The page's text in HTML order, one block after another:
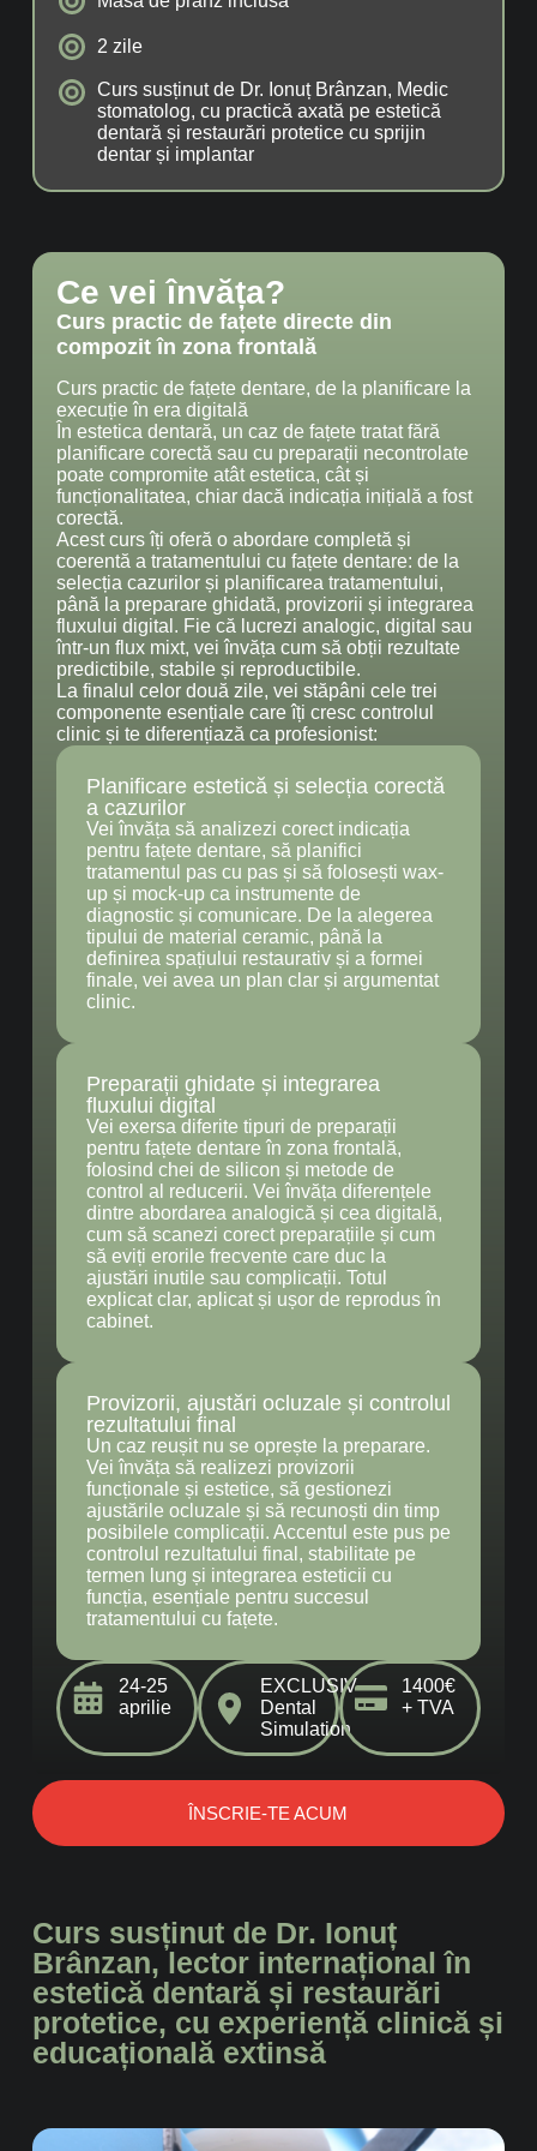
2 zile
Curs susținut de Dr. Ionuț Brânzan, Medic
stomatolog, cu practică axată pe estetică
dentară și restaurări protetice cu sprijin
dentar și implantar
Ce vei învăța?
Curs practic de fațete directe din
compozit în zona frontală
Curs practic de fațete dentare, de la planificare la
execuție în era digitală
În estetica dentară, un caz de fațete tratat fără
planificare corectă sau cu preparații necontrolate
poate compromite atât estetica, cât și
funcționalitatea, chiar dacă indicația inițială a fost
corectă.
Acest curs îți oferă o abordare completă și
coerentă a tratamentului cu fațete dentare: de la
selecția cazurilor și planificarea tratamentului,
până la preparare ghidată, provizorii și integrarea
fluxului digital. Fie că lucrezi analogic, digital sau
într-un flux mixt, vei învăța cum să obții rezultate
predictibile, stabile și reproductibile.
La finalul celor două zile, vei stăpâni cele trei
componente esențiale care îți cresc controlul
clinic și te diferențiază ca profesionist:
Planificare estetică și selecția corectă
a cazurilor
Vei învăța să analizezi corect indicația
pentru fațete dentare, să planifici
tratamentul pas cu pas și să folosești wax-
up și mock-up ca instrumente de
diagnostic și comunicare. De la alegerea
tipului de material ceramic, până la
definirea spațiului restaurativ și a formei
finale, vei avea un plan clar și argumentat
clinic.
Preparații ghidate și integrarea
fluxului digital
Vei exersa diferite tipuri de preparații
pentru fațete dentare în zona frontală,
folosind chei de silicon și metode de
control al reducerii. Vei învăța diferențele
dintre abordarea analogică și cea digitală,
cum să scanezi corect preparațiile și cum
să eviți erorile frecvente care duc la
ajustări inutile sau complicații. Totul
explicat clar, aplicat și ușor de reprodus în
cabinet.
Provizorii, ajustări ocluzale și controlul
rezultatului final
Un caz reușit nu se oprește la preparare.
Vei învăța să realizezi provizorii
funcționale și estetice, să gestionezi
ajustările ocluzale și să recunoști din timp
posibilele complicații. Accentul este pus pe
controlul rezultatului final, stabilitate pe
termen lung și integrarea esteticii cu
funcția, esențiale pentru succesul
tratamentului cu fațete.
24-25
aprilie
EXCLUSIV
Dental
Simulation
1400€
+ TVA
ÎNSCRIE-TE ACUM
Curs susținut de Dr. Ionuț
Brânzan, lector internațional în
estetică dentară și restaurări
protetice, cu experiență clinică și
educațională extinsă